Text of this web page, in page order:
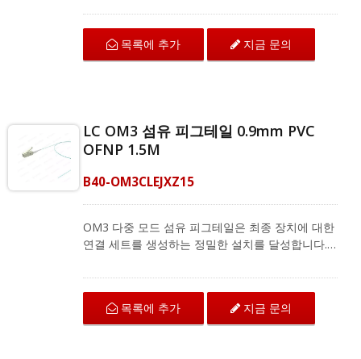
을 충족하는 케이블링을 위해 공간을 절약합니다.
이 커넥터는 TIA/EIA-568-B.3 표준을 충족하며 섬
유 광케이블 종단을 최상의 성능으로 제공합니다.
OM3 섬유 피그테일은 CATV 유형 FTTH, FTTB
다양한 단일 모드 및 다중 모드 섬유 피그테일을 제
공하며, 전체 제품 정보는 저희에게 문의하십시오.
목록에 추가 지금 문의
LC OM3 섬유 피그테일 0.9mm PVC
OFNP 1.5M
B40-OM3CLEJXZ15
OM3 다중 모드 섬유 피그테일은 최종 장치에 대한
연결 세트를 생성하는 정밀한 설치를 달성합니다.
을 충족하는 케이블링을 위해 공간을 절약합니다.
이 커넥터는 TIA/EIA-568-B.3 표준을 충족하며 섬
유 광케이블 종단을 최상의 성능으로 제공합니다.
OM3 섬유 피그테일은 CATV 유형 FTTH, FTTB
목록에 추가 지금 문의